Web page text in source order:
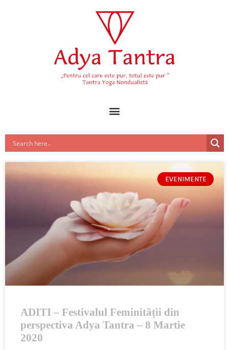
EVENIMENTE
ADITI – Festivalul Feminității din
perspectiva Adya Tantra – 8 Martie
2020